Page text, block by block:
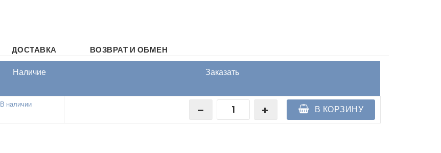
ДОСТАВКА ВОЗВРАТ И ОБМЕН
Наличие Заказать
В наличии В КОРЗИНУ